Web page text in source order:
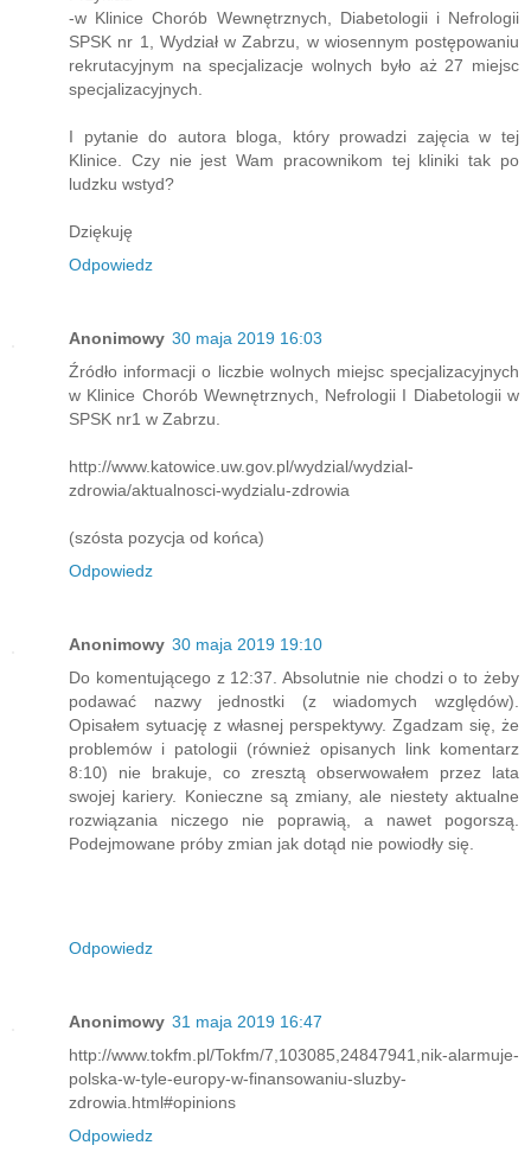
-w Klinice Chorób Wewnętrznych, Diabetologii i Nefrologii
SPSK nr 1, Wydział w Zabrzu, w wiosennym postępowaniu
rekrutacyjnym na specjalizacje wolnych było aż 27 miejsc
specjalizacyjnych.
I pytanie do autora bloga, który prowadzi zajęcia w tej
Klinice. Czy nie jest Wam pracownikom tej kliniki tak po
ludzku wstyd?
Dziękuję
Odpowiedz
Anonimowy 30 maja 2019 16:03
Źródło informacji o liczbie wolnych miejsc specjalizacyjnych
w Klinice Chorób Wewnętrznych, Nefrologii I Diabetologii w
SPSK nr1 w Zabrzu.
http://www.katowice.uw.gov.pl/wydzial/wydzial-
zdrowia/aktualnosci-wydzialu-zdrowia
(szósta pozycja od końca)
Odpowiedz
Anonimowy 30 maja 2019 19:10
Do komentującego z 12:37. Absolutnie nie chodzi o to żeby
podawać nazwy jednostki (z wiadomych względów).
Opisałem sytuację z własnej perspektywy. Zgadzam się, że
problemów i patologii (również opisanych link komentarz
8:10) nie brakuje, co zresztą obserwowałem przez lata
swojej kariery. Konieczne są zmiany, ale niestety aktualne
rozwiązania niczego nie poprawią, a nawet pogorszą.
Podejmowane próby zmian jak dotąd nie powiodły się.
Odpowiedz
Anonimowy 31 maja 2019 16:47
http://www.tokfm.pl/Tokfm/7,103085,24847941,nik-alarmuje-
polska-w-tyle-europy-w-finansowaniu-sluzby-
zdrowia.html#opinions
Odpowiedz